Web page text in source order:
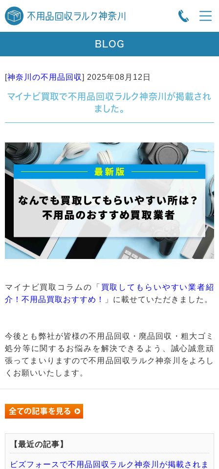
BLOG
[神奈川の不用品回収] 2025年08月12日
マイナビ買取で不用品回収ラルク神奈川が掲載され
ました。
マイナビ買取コラムの「 買取してもらいやすい業者紹
介！不用品買取おすすめ！
」に載せていただきました。
今後とも弊社が皆様の不用品回収・廃品回収・粗大ゴミ
処分等に関するお悩みを解決できるよう、誠心誠意頑
張ってまいりますので不用品回収ラルク神奈川をよろし
くお願いいたします。
【最近の記事】
ビズフォースで不用品回収ラルク神奈川が掲載されま